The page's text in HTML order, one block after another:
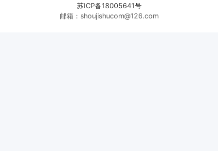
苏ICP备18005641号
邮箱：shoujishucom@126.com